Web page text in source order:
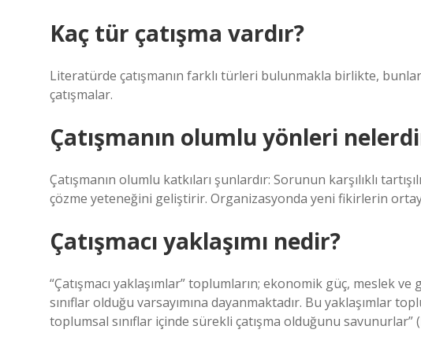
Kaç tür çatışma vardır?
Literatürde çatışmanın farklı türleri bulunmakla birlikte,
çatışmalar.
Çatışmanın olumlu yönleri
Çatışmanın olumlu katkıları şunlardır: Sorunun karşılıklı
çözme yeteneğini geliştirir. Organizasyonda yeni fikirlerin
Çatışmacı yaklaşımı nedir?
“Çatışmacı yaklaşımlar” toplumların; ekonomik güç, meslek
sınıflar olduğu varsayımına dayanmaktadır. Bu yaklaşımlar
toplumsal sınıflar içinde sürekli çatışma olduğunu savunurlar”